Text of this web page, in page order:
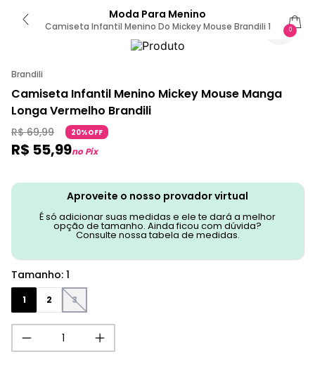
Moda Para Menino
Camiseta Infantil Menino Do Mickey Mouse Brandili 1 0
Brandili
Camiseta Infantil Menino Mickey Mouse Manga
Longa Vermelho Brandili
R$ 69,99 20%OFF
R$ 55,99no Pix
Aproveite o nosso provador virtual
É só adicionar suas medidas e ele te dará a melhor
opção de tamanho. Ainda ficou com dúvida?
Consulte nossa tabela de medidas.
Tamanho: 1
1 2 3